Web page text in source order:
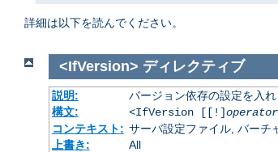
詳細は以下を読んでください。
<IfVersion> ディレクティブ
説明:
バージョン依存の設定を入れ
構文:
<IfVersion [[!]operator
コンテキスト: サーバ設定ファイル, バーチ
上書き:
All